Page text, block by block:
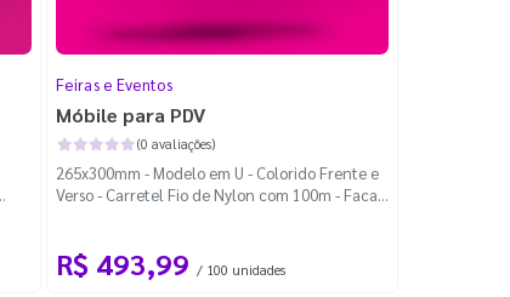
Feiras e Eventos
Móbile para PDV
(0 avaliações)
265x300mm - Modelo em U - Colorido Frente e
Verso - Carretel Fio de Nylon com 100m - Faca
R$ 493,99 / 100 unidades